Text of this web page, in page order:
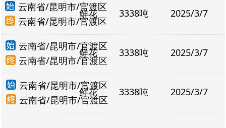
云南省/昆明市/官渡区
云南省/昆明市/官渡区
鲜花 3338吨 2025/3/7
云南省/昆明市/官渡区
云南省/昆明市/官渡区
鲜花 3338吨 2025/3/7
云南省/昆明市/官渡区
云南省/昆明市/官渡区
鲜花 3338吨 2025/3/7